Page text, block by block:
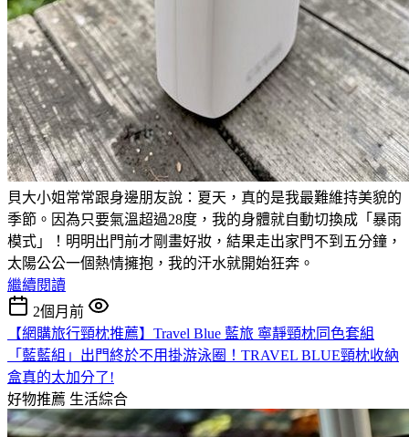
貝大小姐常常跟身邊朋友說：夏天，真的是我最難維持美貌的
季節。因為只要氣溫超過28度，我的身體就自動切換成「暴雨
模式」！明明出門前才剛畫好妝，結果走出家門不到五分鐘，
太陽公公一個熱情擁抱，我的汗水就開始狂奔。
繼續閱讀
2個月前
【網購旅行頸枕推薦】Travel Blue 藍旅 寧靜頸枕同色套組
「藍藍組」出門終於不用掛游泳圈！TRAVEL BLUE頸枕收納
盒真的太加分了!
好物推薦 生活綜合